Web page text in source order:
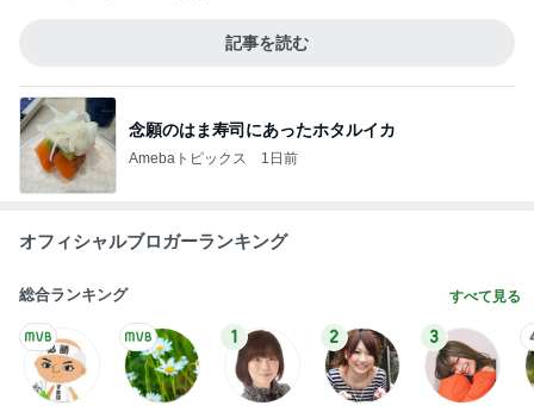
記事を読む
念願のはま寿司にあったホタルイカ
Amebaトピックス 1日前
オフィシャルブロガーランキング
総合ランキング すべて見る
1 2 3